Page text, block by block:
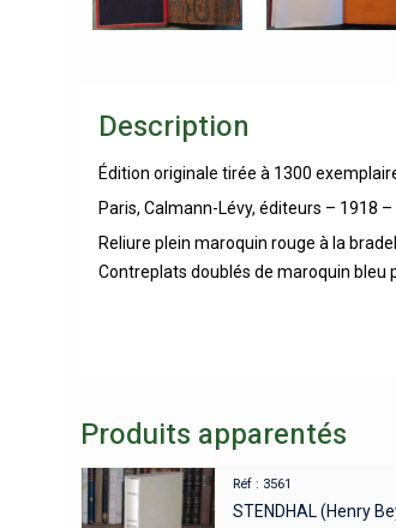
Description
Édition originale tirée à 1300
Paris, Calmann-Lévy, éditeurs – 1918 –
Reliure plein maroquin rouge à la
Contreplats doublés de maroquin bleu
Produits apparentés
Réf : 3561
STENDHAL (Henry